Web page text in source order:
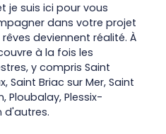
je suis ici pour vous
dans votre projet
deviennent réalité. À
couvre à la fois les
y compris Saint
Saint Briac sur Mer, Saint
Ploubalay, Plessix-
d'autres.